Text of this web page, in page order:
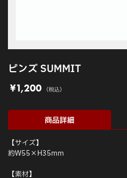
ピンズ SUMMIT
¥1,200 （税込）
商品詳細
【サイズ】
約W55×H35mm
【素材】